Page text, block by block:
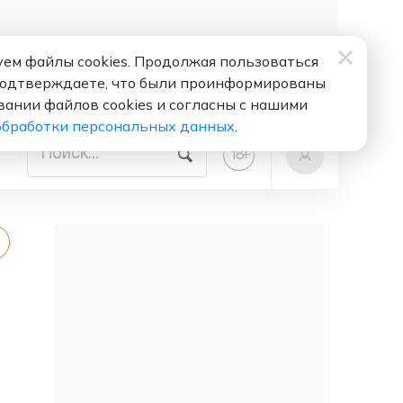
18+
файлы cookies. Продолжая пользоваться
что были проинформированы
файлов cookies и согласны с нашими
персональных данных.